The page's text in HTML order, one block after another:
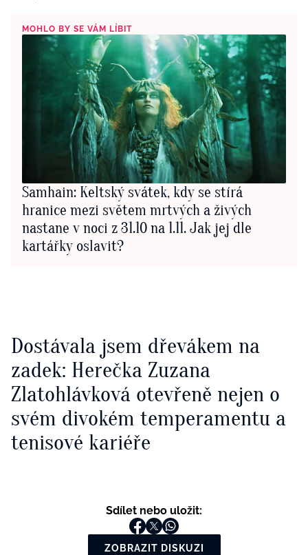
MOHLO BY SE VÁM LÍBIT
Samhain: Keltský svátek, kdy se stírá
hranice mezi světem mrtvých a živých
nastane v noci z 31.10 na 1.11. Jak jej dle
kartářky oslavit?
Dostávala jsem dřevákem na
zadek: Herečka Zuzana
Zlatohlávková otevřeně nejen o
svém divokém temperamentu a
tenisové kariéře
Sdílet nebo uložit:
ZOBRAZIT DISKUZI